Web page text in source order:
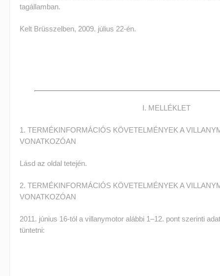
tagállamban.
Kelt Brüsszelben, 2009. július 22-én.
I. MELLÉKLET
1. TERMÉKINFORMÁCIÓS KÖVETELMÉNYEK A
VONATKOZÓAN
Lásd az oldal tetején.
2. TERMÉKINFORMÁCIÓS KÖVETELMÉNYEK A
VONATKOZÓAN
2011. június 16-tól a villanymotor alábbi 1–12. pont szerinti
tüntetni: